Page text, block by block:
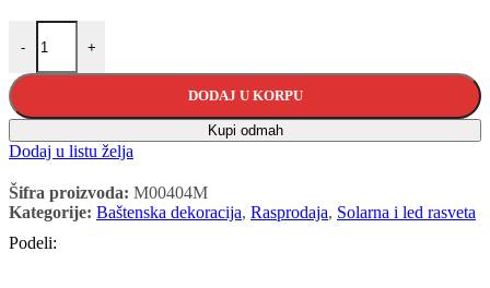
-
Gerberi solarne dekorativne lampe 2kom količina
+
DODAJ U KORPU
Kupi odmah
Dodaj u listu želja
Šifra proizvoda: M00404M
Kategorije: Baštenska dekoracija, Rasprodaja, Solarna i led rasveta
Podeli: